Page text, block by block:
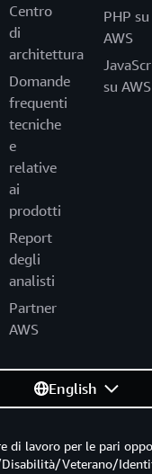
Centro
di
architettura
Domande
frequenti
tecniche
e
relative
ai
prodotti
Report
degli
analisti
Partner
AWS
PHP su
AWS
su AWS
English
di lavoro per le pari
Veterano/